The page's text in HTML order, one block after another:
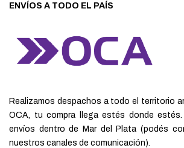
ENVÍOS A TODO EL PAÍS
Realizamos despachos a todo el territorio
OCA, tu compra llega estés donde estés.
envíos dentro de Mar del Plata (podés
nuestros canales de comunicación).